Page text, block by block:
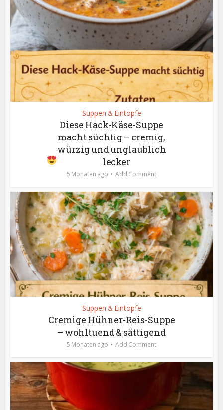
Suppen & Eintöpfe
Diese Hack-Käse-Suppe
macht süchtig – cremig,
würzig und unglaublich
lecker
5 Monaten ago Add Comment
Suppen & Eintöpfe
Cremige Hühner-Reis-Suppe
– wohltuend & sättigend
5 Monaten ago Add Comment